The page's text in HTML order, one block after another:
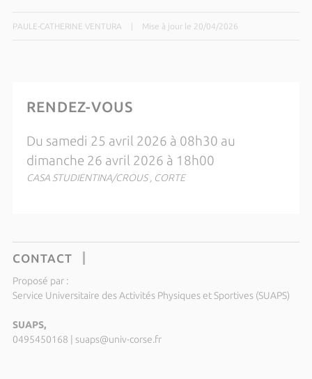
PAULE-CATHERINE VENTURA Mise à jour le 20/04/2026
RENDEZ-VOUS
Du samedi 25 avril 2026 à 08h30 au
dimanche 26 avril 2026 à 18h00
CASA STUDIENTINA/CROUS , CORTE
CONTACT
Proposé par :
Service Universitaire des Activités Physiques et Sportives (SUAPS)
SUAPS,
0495450168 | suaps@univ-corse.fr